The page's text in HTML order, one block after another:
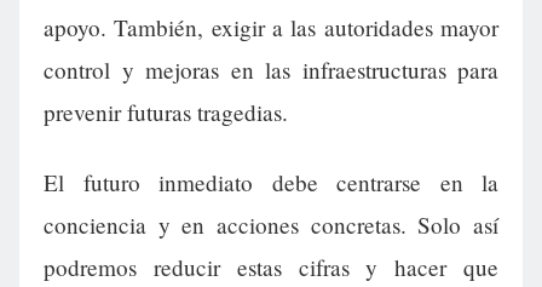
apoyo. También, exigir a las autoridades mayor
control y mejoras en las infraestructuras para
prevenir futuras tragedias.
El futuro inmediato debe centrarse en la
conciencia y en acciones concretas. Solo así
podremos reducir estas cifras y hacer que